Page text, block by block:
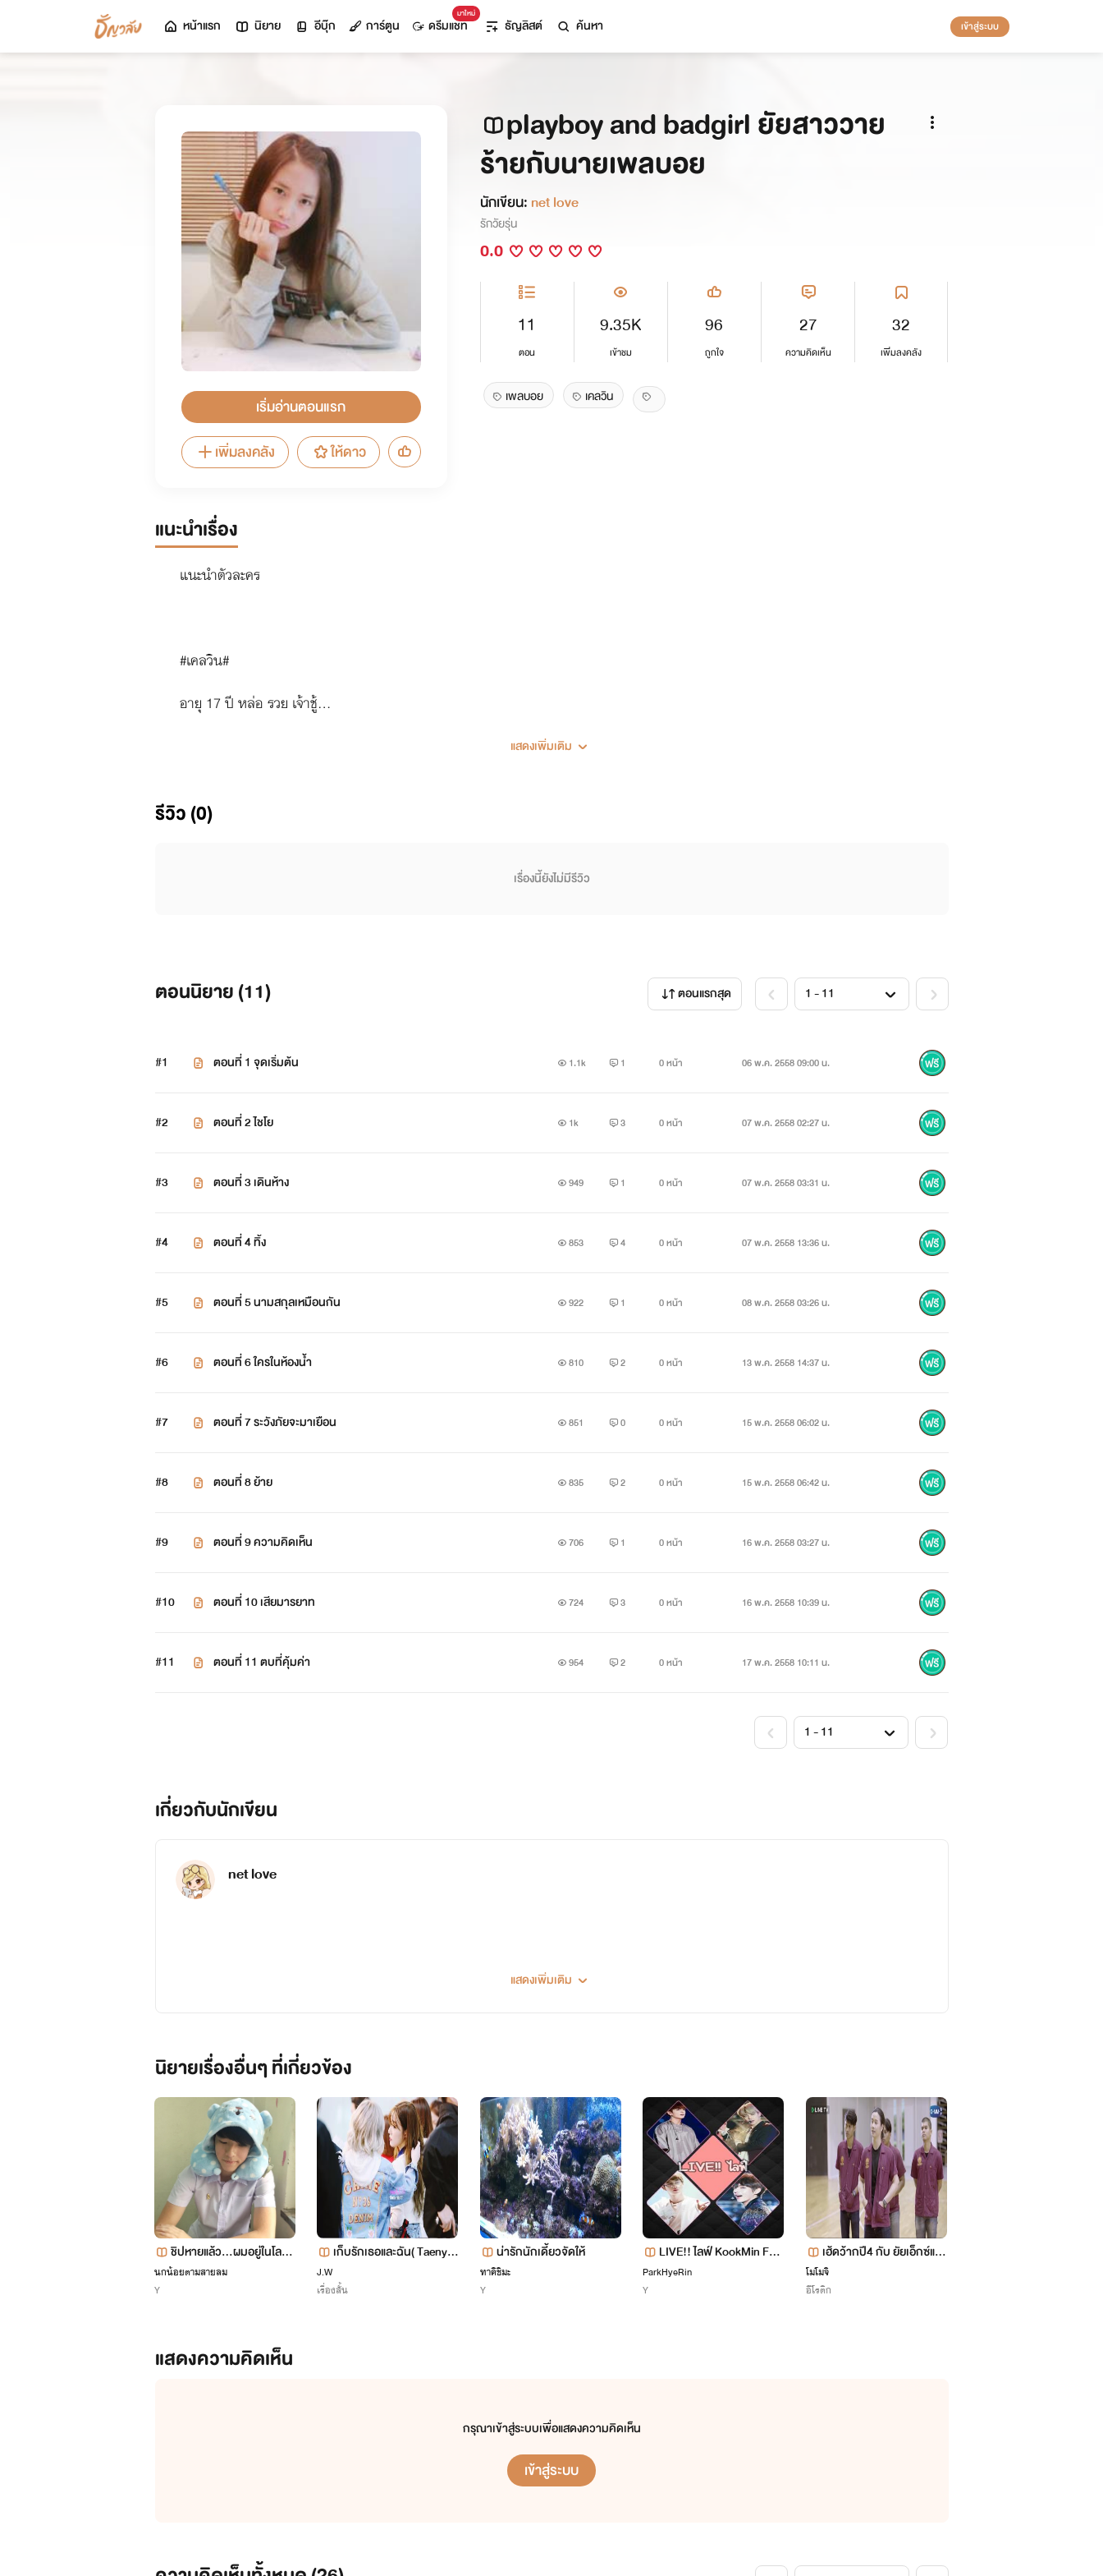
หน้าแรก นิยาย อีบุ๊ก การ์ตูน
มาใหม่
ดรีมแชท ธัญลิสต์ ค้นหา เข้าสู่ระบบ
เริ่มอ่านตอนแรก
เพิ่มลงคลัง
ให้ดาว
playboy and badgirl ยัยสาววาย
ร้ายกับนายเพลบอย
นักเขียน: net love
รักวัยรุ่น
0.0
11
ตอน
9.35K
เข้าชม
96
ถูกใจ
27
ความคิดเห็น
32
เพิ่มลงคลัง
เพลบอย เคลวิน
แนะนำเรื่อง
แนะนำตัวละคร
#เคลวิน#
อายุ 17 ปี หล่อ รวย เจ้าชู้...
อายุ 16 ปี สวย เก่ง ไม่ยอมใคร ฐานะปานกลาง
#เนลลี่#
#ทิมมี่#
#เวเซีย#
อายุ 17 ปี สวย เซ็กซี่ รวย อยากได้อะไรต้องได้
แสดงเพิ่มเติม
รีวิว (0)
เรื่องนี้ยังไม่มีรีวิว
ตอนนิยาย (11) ตอนแรกสุด
#1 ตอนที่ 1 จุดเริ่มต้น 1.1k 1 0 หน้า 06 พ.ค. 2558 09:00 น.
#2 ตอนที่ 2 ไชโย 1k 3 0 หน้า 07 พ.ค. 2558 02:27 น.
#3 ตอนที่ 3 เดินห้าง 949 1 0 หน้า 07 พ.ค. 2558 03:31 น.
#4 ตอนที่ 4 ทิ้ง 853 4 0 หน้า 07 พ.ค. 2558 13:36 น.
#5 ตอนที่ 5 นามสกุลเหมือนกัน 922 1 0 หน้า 08 พ.ค. 2558 03:26 น.
#6 ตอนที่ 6 ใครในห้องน้ำ 810 2 0 หน้า 13 พ.ค. 2558 14:37 น.
#7 ตอนที่ 7 ระวังภัยจะมาเยือน 851 0 0 หน้า 15 พ.ค. 2558 06:02 น.
#8 ตอนที่ 8 ย้าย 835 2 0 หน้า 15 พ.ค. 2558 06:42 น.
#9 ตอนที่ 9 ความคิดเห็น 706 1 0 หน้า 16 พ.ค. 2558 03:27 น.
#10 ตอนที่ 10 เสียมารยาท 724 3 0 หน้า 16 พ.ค. 2558 10:39 น.
#11 ตอนที่ 11 ตบที่คุ้มค่า 954 2 0 หน้า 17 พ.ค. 2558 10:11 น.
เกี่ยวกับนักเขียน
net love
แสดงเพิ่มเติม
นิยายเรื่องอื่นๆ ที่เกี่ยวข้อง
ชิปหายแล้ว...ผมอยู่ในโลกอ
ดีต! [No Time to Turn Bac
นกน้อยตามสายลม
Y
เก็บรักเธอและฉัน( Taeny )
J.W
เรื่องสั้น
น่ารักนักเดี้ยวจัดให้
ทาคิชิมะ
Y
LIVE!! ไลฟ์ KookMin FT.J
inV
ParkHyeRin
Y
เฮ้ดว้ากปี4 กับ ยัยเอ็กซ์แต
กปี2
โมโมจิ
อีโรติก
แสดงความคิดเห็น
กรุณาเข้าสู่ระบบเพื่อแสดงความคิดเห็น
เข้าสู่ระบบ